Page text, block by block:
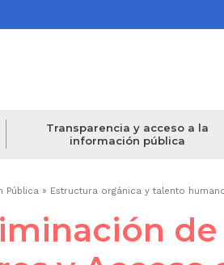
Transparencia y acceso a la
información pública
Pública Estructura orgánica y talento